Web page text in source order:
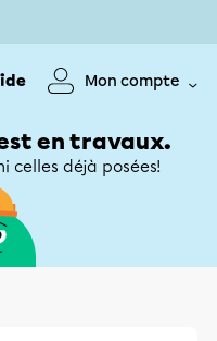
Mon compte
en travaux.
celles déjà posées!